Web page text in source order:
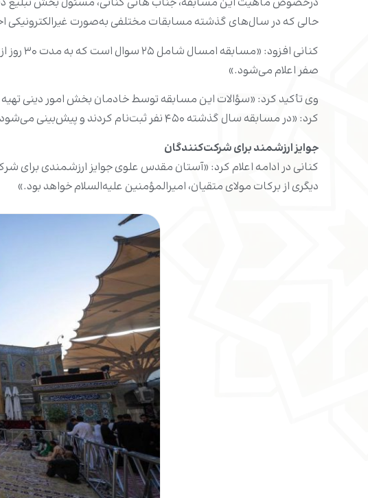
حالی که در سال‌های گذشته مسابقات مختلفی به‌صورت غیرالکترونیکی
صفر اعلام می‌شود.»
وی تأکید کرد: «سؤالات این مسابقه توسط خادمان بخش امور دینی
کرد: «در مسابقه سال گذشته ۴۵۰ نفر ثبت‌نام کردند و پیش‌بینی می‌شود که امسال شاهد مشارکت گسترده‌تری باشیم.»
جوایز ارزشمند برای شرکت‌کنندگان
کنانی در ادامه اعلام کرد: «آستان مقدس علوی جوایز ارزشمندی برای
دیگری از برکات مولای متقیان، امیرالمؤمنین علیه‌السلام خواهد بود.»